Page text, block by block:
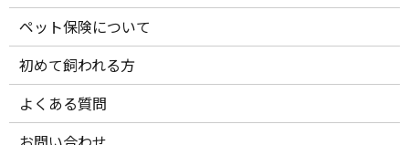
ペット保険について
初めて飼われる方
よくある質問